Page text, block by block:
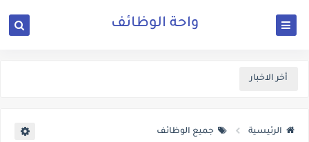
واحة الوظائف
أخر الاخبار
الرئيسية جميع الوظائف